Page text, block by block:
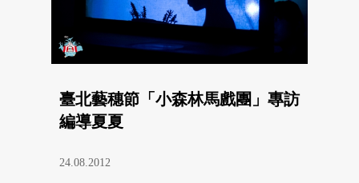
臺北藝穗節「小森林馬戲團」專訪
編導夏夏
24.08.2012